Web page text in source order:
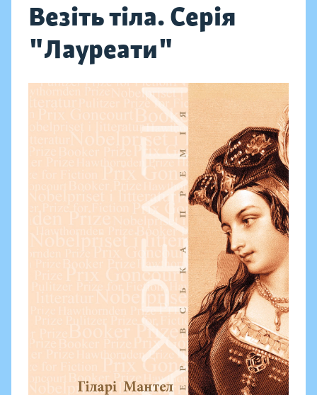
Везіть тіла. Серія
"Лауреати"